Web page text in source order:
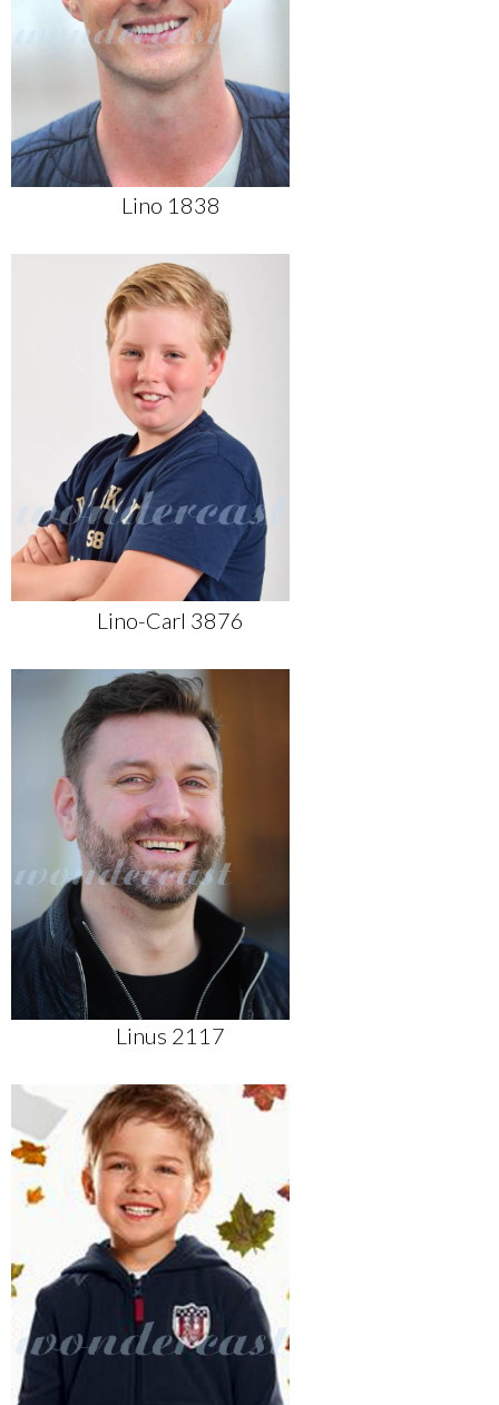
Lino 1838
Lino-Carl 3876
Linus 2117